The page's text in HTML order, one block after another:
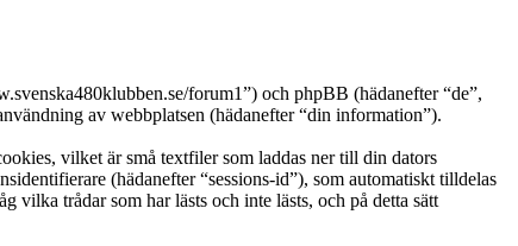
forum1”) och phpBB (hädanefter “de”,
av webbplatsen (hädanefter “din information”).
vilket är små textfiler som laddas ner till din dators
(hädanefter “sessions-id”), som automatiskt tilldelas
vilka trådar som har lästs och inte lästs, och på detta sätt